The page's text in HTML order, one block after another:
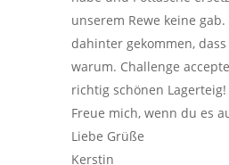
unserem Rewe keine
dahinter gekommen,
warum. Challenge
richtig schönen Lagerteig!
Freue mich, wenn du es
Liebe Grüße
Kerstin